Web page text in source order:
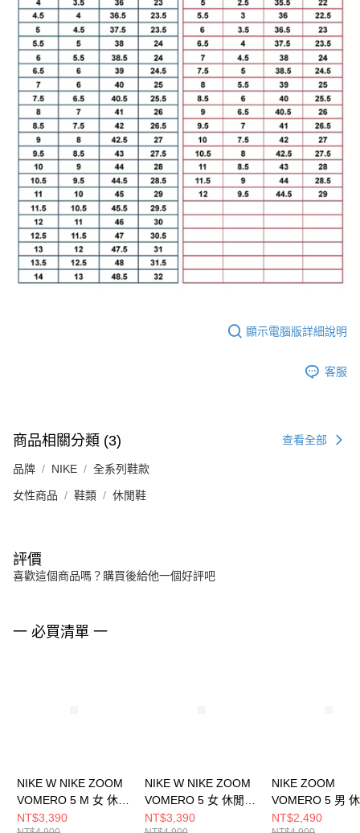
顯示電腦版詳細說明
客服
商品相關分類 (3) 查看全部
品牌 NIKE 全系列鞋款
女性商品 鞋類 休閒鞋
評價
喜歡這個商品嗎？購買後給他一個好評吧
一 必買清單 一
NIKE W NIKE ZOOM
VOMERO 5 M 女 休閒
鞋 IB7253500
NT$3,390
NIKE W NIKE ZOOM
VOMERO 5 女 休閒鞋
IB8929003
NT$3,390
NIKE ZOOM
VOMERO 5 男
HQ3643019
NT$2,490